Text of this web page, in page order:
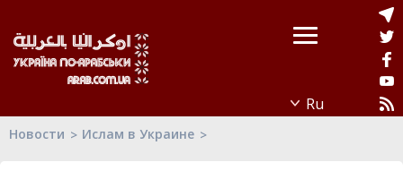
Новости Ислам в Украине